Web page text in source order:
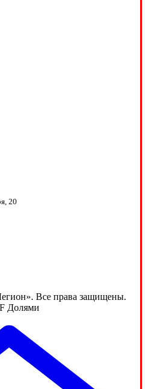
20
Все права защищены.
Долями